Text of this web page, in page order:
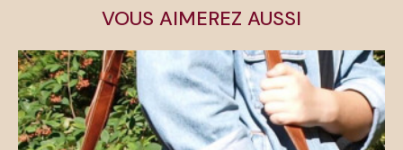
VOUS AIMEREZ AUSSI